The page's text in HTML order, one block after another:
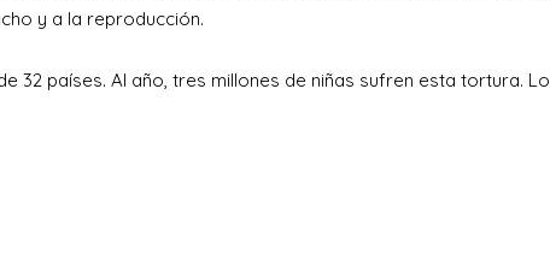
y a la reproducción.
32 países. Al año, tres millones de niñas sufren esta tortura. Lo